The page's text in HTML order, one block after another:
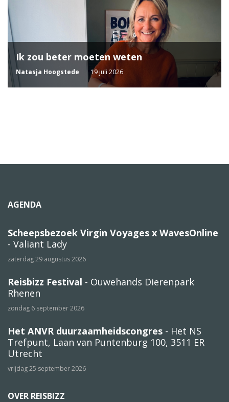
Ik zou beter moeten weten
Natasja Hoogstede 19 juli 2026
AGENDA
Scheepsbezoek Virgin Voyages x WavesOnline
- Valiant Lady
zaterdag 29 augustus 2026
Reisbizz Festival - Ouwehands Dierenpark
Rhenen
zondag 6 september 2026
Het ANVR duurzaamheidscongres - Het NS
Trefpunt, Laan van Puntenburg 100, 3511 ER
Utrecht
vrijdag 25 september 2026
OVER REISBIZZ